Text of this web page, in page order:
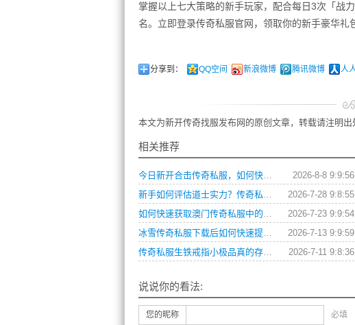
掌握以上七大策略的新手玩家，配合每日3次「战
名。立即登录传奇私服官网，领取你的新手豪华礼
分享到： QQ空间 新浪微博 腾讯微博 人
本文为新开传奇找服发布网的原创文章，转载请注明出
相关推荐
2026-8-8 9:9:56
今日新开合击传奇私服，如何快速提升角色战力？
2026-7-28 9:8:55
新手如何评估道士实力？传奇私服玩家操作习惯全解析
2026-7-23 9:9:54
如何快速获取澳门传奇私服中的顶级装备？
2026-7-13 9:9:59
冰雪传奇私服下载后如何快速提升角色等级？
2026-7-11 9:8:36
传奇私服生铁戒指小极品真的存在吗？如何获取？
说说你的看法:
您的昵称 必填